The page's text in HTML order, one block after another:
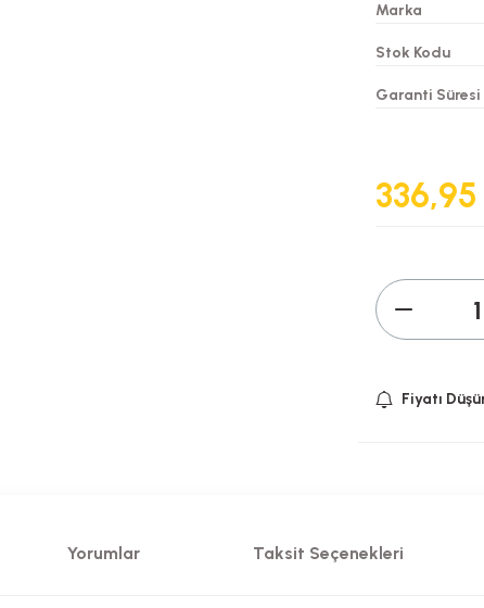
Marka
Stok Kodu
Garanti Süresi
Fiyatı
Yorumlar Taksit Seçenekleri